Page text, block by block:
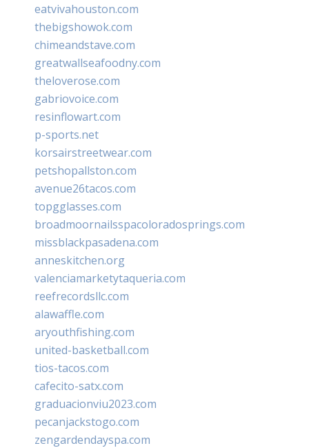
eatvivahouston.com
thebigshowok.com
chimeandstave.com
greatwallseafoodny.com
theloverose.com
gabriovoice.com
resinflowart.com
p-sports.net
korsairstreetwear.com
petshopallston.com
avenue26tacos.com
topgglasses.com
broadmoornailsspacoloradosprings.com
missblackpasadena.com
anneskitchen.org
valenciamarketytaqueria.com
reefrecordsllc.com
alawaffle.com
aryouthfishing.com
united-basketball.com
tios-tacos.com
cafecito-satx.com
graduacionviu2023.com
pecanjackstogo.com
zengardendayspa.com